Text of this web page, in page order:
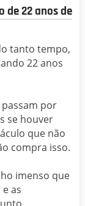
de 22 anos de
tanto tempo,
22 anos
por
se houver
que não
compra isso.
imenso que
as